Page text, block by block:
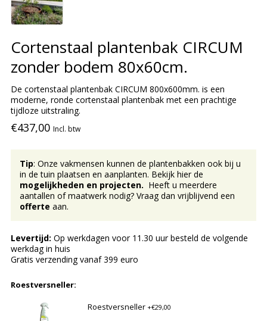
Cortenstaal plantenbak CIRCUM
zonder bodem 80x60cm.
De cortenstaal plantenbak CIRCUM 800x600mm. is een
moderne, ronde cortenstaal plantenbak met een prachtige
tijdloze uitstraling.
€437,00 Incl. btw
Tip: Onze vakmensen kunnen de plantenbakken ook bij u
in de tuin plaatsen en aanplanten. Bekijk hier de
mogelijkheden en projecten. Heeft u meerdere
aantallen of maatwerk nodig? Vraag dan vrijblijvend een
offerte aan.
Levertijd: Op werkdagen voor 11.30 uur besteld de volgende
werkdag in huis
Gratis verzending vanaf 399 euro
Roestversneller:
Roestversneller +€29,00